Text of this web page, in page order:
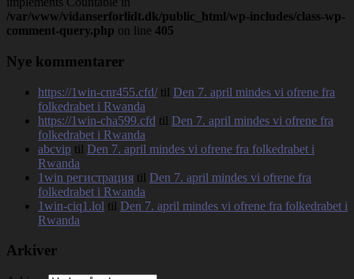
/var/www/vidanserforlidt.dk/public_html/wp-includes/class-wp-
comment-query.php on line 405
Nye kommentarer
https://1win-cnr455.cfd/til Den 7. april mindes vi ofrene fra
folkedrabet i Rwanda
https://1win-cha599.cfd til Den 7. april mindes vi ofrene fra
folkedrabet i Rwanda
abcvip til Den 7. april mindes vi ofrene fra folkedrabet i
Rwanda
1win регистрация til Den 7. april mindes vi ofrene fra
folkedrabet i Rwanda
1win-ciq1.lol til Den 7. april mindes vi ofrene fra folkedrabet i
Rwanda
Arkiver